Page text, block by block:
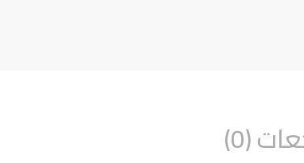
(0)